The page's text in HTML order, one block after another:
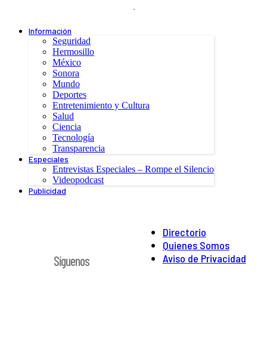
.
Información
Seguridad
Hermosillo
México
Sonora
Mundo
Deportes
Entretenimiento y Cultura
Salud
Ciencia
Tecnología
Transparencia
Especiales
Entrevistas Especiales – Rompe el Silencio
Videopodcast
Publicidad
Directorio
Quienes Somos
Aviso de Privacidad
Síguenos